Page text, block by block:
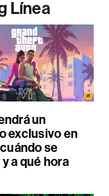
Línea
un
exclusivo en
se
a qué hora